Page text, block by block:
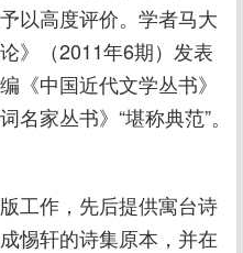
以高度评价。学者马大
》（2011年6期）发表
《中国近代文学丛书》
家丛书》“堪称典范”。
工作，先后提供寓台诗
惕轩的诗集原本，并在